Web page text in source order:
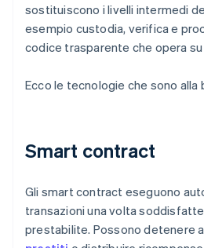
sostituiscono i livelli intermedi
esempio custodia, verifica e
codice trasparente che opera
Ecco le tecnologie che sono alla
Smart contract
Gli smart contract eseguono
transazioni una volta
prestabilite. Possono detenere